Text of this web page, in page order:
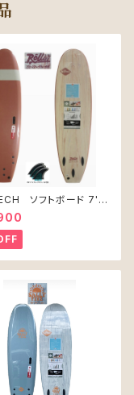
ソフトボード 7'0"
CLAY